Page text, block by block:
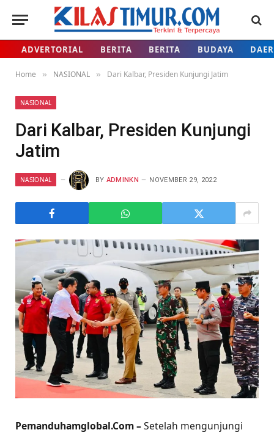
ADVERTORIAL BERITA BERITA BUDAYA
Home » NASIONAL » Dari Kalbar, Presiden Kunjungi Jatim
NASIONAL
Dari Kalbar, Presiden Kunjungi
Jatim
NASIONAL BY ADMINKN NOVEMBER 29, 2022
Pemanduhamglobal.Com –Setelah mengunjungi